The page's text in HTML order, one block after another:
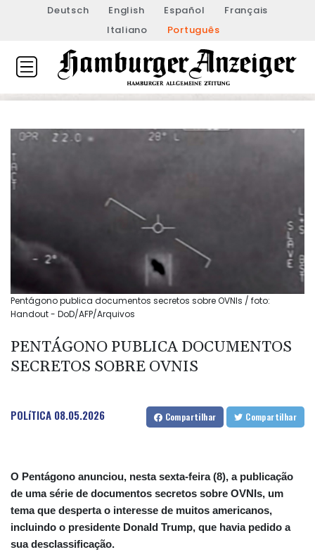
Deutsch English Español
Français
Italiano
Português
Pentágono publica documentos secretos sobre OVNIs / foto:
Handout - DoD/AFP/Arquivos
PENTÁGONO PUBLICA DOCUMENTOS
SECRETOS SOBRE OVNIS
POLíTICA 08.05.2026 Compartilhar Compartilhar
O Pentágono anunciou, nesta sexta-feira (8), a publicação
de uma série de documentos secretos sobre OVNIs, um
tema que desperta o interesse de muitos americanos,
incluindo o presidente Donald Trump, que havia pedido a
sua desclassificação.